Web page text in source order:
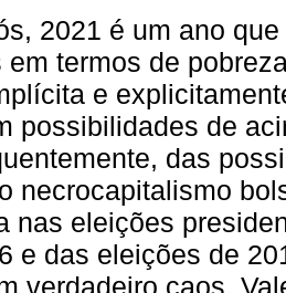
2021 é um ano
em termos de
e
possibilidades de
das
necrocapitalismo
nas eleições
e das eleições de
verdadeiro caos.